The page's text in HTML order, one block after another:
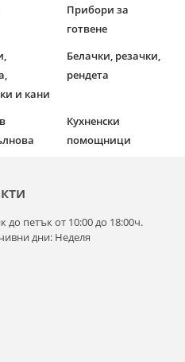
Прибори за
готвене
и кани
Белачки, резачки,
рендета
Кухненски
помощници
петък от 10:00 до 18:00ч.
дни: Неделя